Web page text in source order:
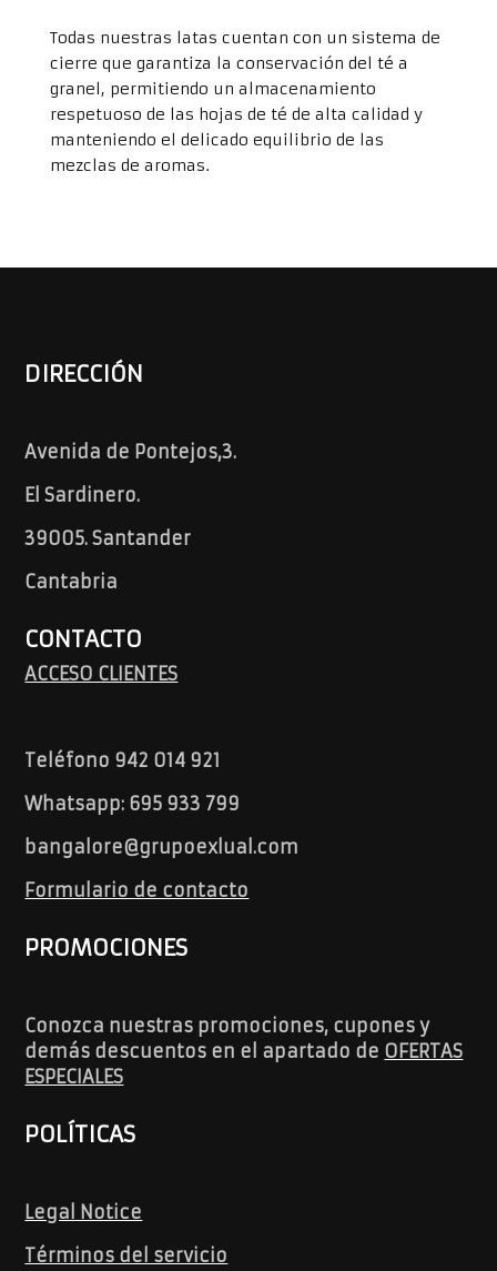
Todas nuestras latas cuentan con un sistema de
cierre que garantiza la conservación del té a
granel, permitiendo un almacenamiento
respetuoso de las hojas de té de alta calidad y
manteniendo el delicado equilibrio de las
mezclas de aromas.
DIRECCIÓN
Avenida de Pontejos,3.
El Sardinero.
39005. Santander
Cantabria
CONTACTO
ACCESO CLIENTES
Teléfono 942 014 921
Whatsapp: 695 933 799
bangalore@grupoexlual.com
Formulario de contacto
PROMOCIONES
Conozca nuestras promociones, cupones y
demás descuentos en el apartado de OFERTAS
ESPECIALES
POLÍTICAS
Legal Notice
Términos del servicio